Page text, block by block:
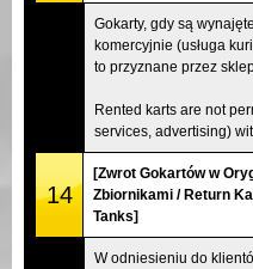
Gokarty, gdy są
komercyjnie (usługa
to przyznane przez
Rented karts are not
services, advertising)
14
[Zwrot Gokartów w
Zbiornikami / Return
Tanks]
W odniesieniu do